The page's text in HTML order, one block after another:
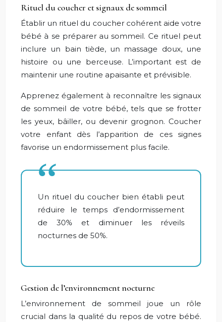
Rituel du coucher et signaux de sommeil
Établir un rituel du coucher cohérent aide votre
bébé à se préparer au sommeil. Ce rituel peut
inclure un bain tiède, un massage doux, une
histoire ou une berceuse. L’important est de
maintenir une routine apaisante et prévisible.
Apprenez également à reconnaître les signaux
de sommeil de votre bébé, tels que se frotter
les yeux, bâiller, ou devenir grognon. Coucher
votre enfant dès l’apparition de ces signes
favorise un endormissement plus facile.
Un rituel du coucher bien établi peut
réduire le temps d’endormissement
de 30% et diminuer les réveils
nocturnes de 50%.
Gestion de l’environnement nocturne
L’environnement de sommeil joue un rôle
crucial dans la qualité du repos de votre bébé.